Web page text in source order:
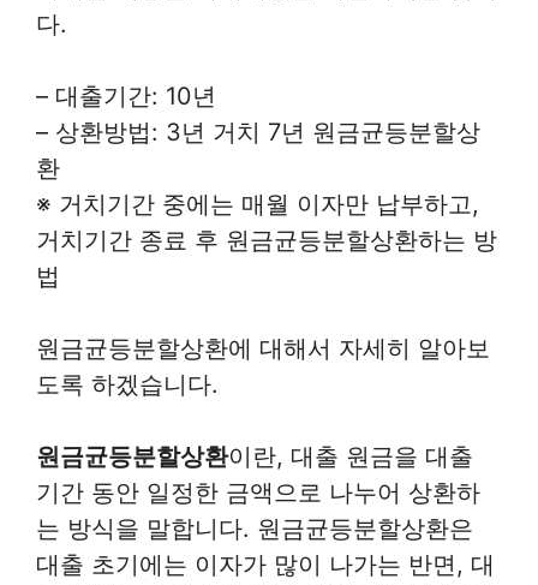
다.
– 대출기간: 10년
– 상환방법: 3년 거치 7년 원금균등분할상
환
※ 거치기간 중에는 매월 이자만 납부하고,
거치기간 종료 후 원금균등분할상환하는 방
법
원금균등분할상환에 대해서 자세히 알아보
도록 하겠습니다.
원금균등분할상환이란, 대출 원금을 대출
기간 동안 일정한 금액으로 나누어 상환하
는 방식을 말합니다. 원금균등분할상환은
대출 초기에는 이자가 많이 나가는 반면, 대